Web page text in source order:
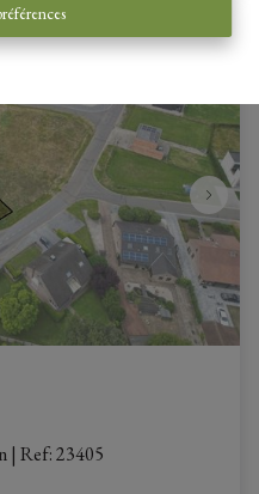
| Ref: 23405